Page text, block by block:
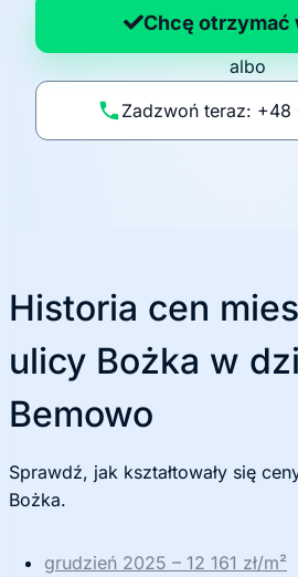
p
li
t
Chcę otrzymać
albo
Zadzwoń teraz: +48
Historia cen
ulicy Bożka w
Bemowo
Sprawdź, jak kształtowały się
Bożka.
grudzień 2025 – 12 161 zł/m²